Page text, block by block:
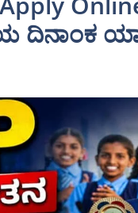
ದಿನಾಂಕ